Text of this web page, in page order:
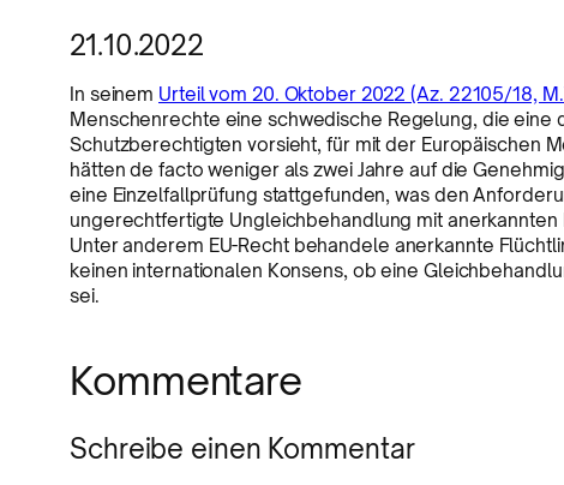
21.10.2022
In seinem Urteil vom 20. Oktober 2022 (Az. 22105/18,
Menschenrechte eine schwedische Regelung, die eine
Schutzberechtigten vorsieht, für mit der Europäischen
hätten de facto weniger als zwei Jahre auf die
eine Einzelfallprüfung stattgefunden, was den
ungerechtfertigte Ungleichbehandlung mit
Unter anderem EU-Recht behandele anerkannte
keinen internationalen Konsens, ob eine
sei.
Kommentare
Schreibe einen Kommentar